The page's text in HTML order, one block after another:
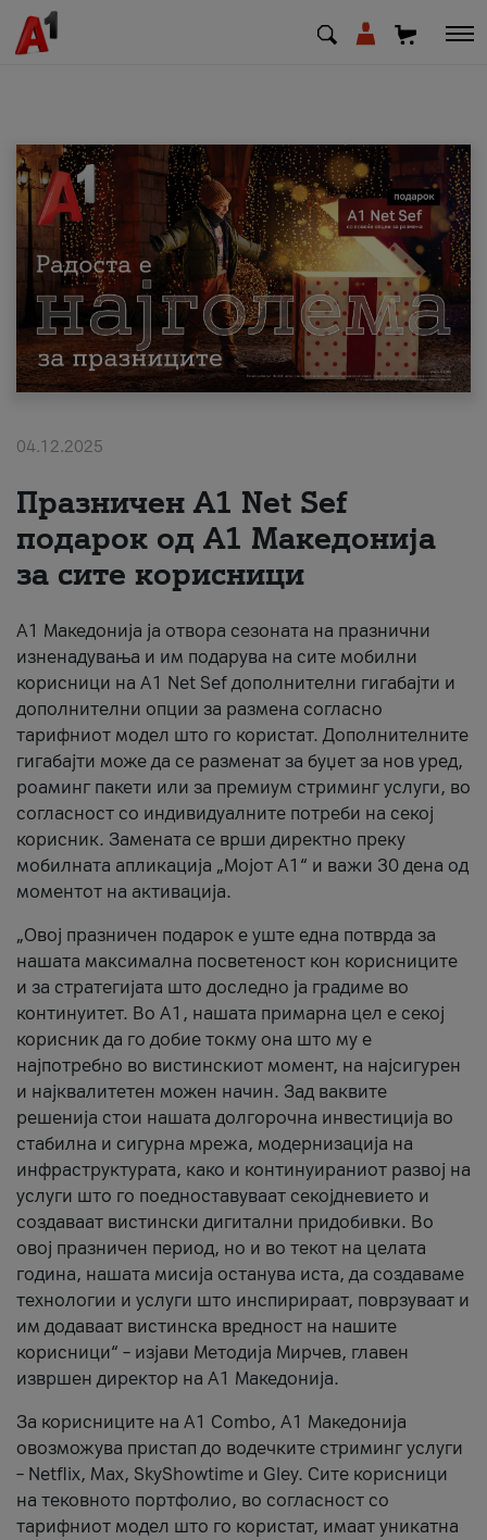
МК EN SQ
Приватни Деловни
Поддршка
Надополни кредит
За нас
#ПодобарОнлајн
04.12.2025
Празничен A1 Net Sеf
подарок од А1 Македонија
за сите корисници
А1 Македонија ја отвора сезоната на празнични
изненадувања и им подарува на сите мобилни
корисници на A1 Net Sef дополнителни гигабајти и
дополнителни опции за размена согласно
тарифниот модел што го користат. Дополнителните
гигабајти може да се разменат за буџет за нов уред,
роаминг пакети или за премиум стриминг услуги, во
согласност со индивидуалните потреби на секој
корисник. Замената се врши директно преку
мобилната апликација „Мојот А1“ и важи 30 дена од
моментот на активација.
„Овој празничен подарок е уште една потврда за
нашата максимална посветеност кон корисниците
и за стратегијата што доследно ја градиме во
континуитет. Во А1, нашата примарна цел е секој
корисник да го добие токму она што му е
најпотребно во вистинскиот момент, на најсигурен
и најквалитетен можен начин. Зад ваквите
решенија стои нашата долгорочна инвестиција во
стабилна и сигурна мрежа, модернизација на
инфраструктурата, како и континуираниот развој на
услуги што го поедноставуваат секојдневието и
создаваат вистински дигитални придобивки. Во
овој празничен период, но и во текот на целата
година, нашата мисија останува иста, да создаваме
технологии и услуги што инспирираат, поврзуваат и
им додаваат вистинска вредност на нашите
корисници“ – изјави Методија Мирчев, главен
извршен директор на А1 Македонија.
За корисниците на A1 Combo, А1 Македонија
овозможува пристап до водечките стриминг услуги
– Netflix, Max, SkyShowtime и Gley. Сите корисници
на тековното портфолио, во согласност со
тарифниот модел што го користат, имаат уникатна